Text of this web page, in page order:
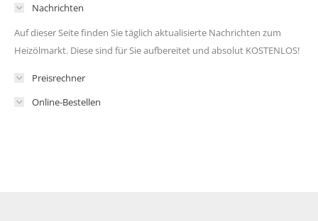
Nachrichten
Auf dieser Seite finden Sie täglich aktualisierte Nachrichten zum
Heizölmarkt. Diese sind für Sie aufbereitet und absolut KOSTENLOS!
Preisrechner
Online-Bestellen